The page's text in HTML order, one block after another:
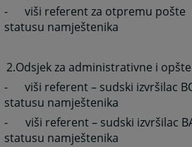
-
viši referent za otpremu pošte
statusu namještenika
2.Odsjek za administrativne i
-
viši referent – sudski izvršilac
statusu namještenika
-
viši referent – sudski izvršilac
statusu namještenika